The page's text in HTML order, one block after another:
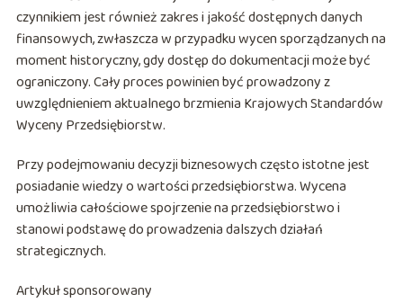
czynnikiem jest również zakres i jakość dostępnych danych
finansowych, zwłaszcza w przypadku wycen sporządzanych na
moment historyczny, gdy dostęp do dokumentacji może być
ograniczony. Cały proces powinien być prowadzony z
uwzględnieniem aktualnego brzmienia Krajowych Standardów
Wyceny Przedsiębiorstw.
Przy podejmowaniu decyzji biznesowych często istotne jest
posiadanie wiedzy o wartości przedsiębiorstwa. Wycena
umożliwia całościowe spojrzenie na przedsiębiorstwo i
stanowi podstawę do prowadzenia dalszych działań
strategicznych.
Artykuł sponsorowany